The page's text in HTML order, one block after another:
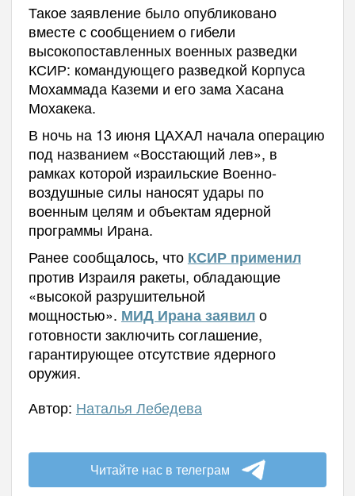
Такое заявление было опубликовано
вместе с сообщением о гибели
высокопоставленных военных разведки
КСИР: командующего разведкой Корпуса
Мохаммада Каземи и его зама Хасана
Мохакека.
В ночь на 13 июня ЦАХАЛ начала операцию
под названием «Восстающий лев», в
рамках которой израильские Военно-
воздушные силы наносят удары по
военным целям и объектам ядерной
программы Ирана.
Ранее сообщалось, что КСИР применил
против Израиля ракеты, обладающие
«высокой разрушительной
мощностью». МИД Ирана заявило
готовности заключить соглашение,
гарантирующее отсутствие ядерного
оружия.
Автор: Наталья Лебедева
Читайте нас в телеграм